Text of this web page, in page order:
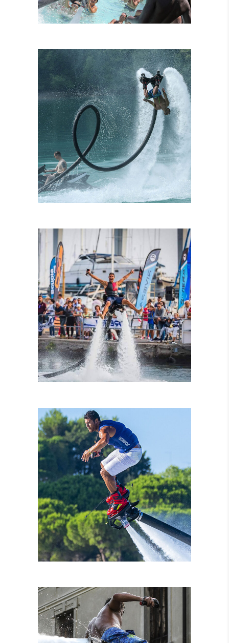
ATTRAZIONI
COMBINATE
ISTRUTTORI
CERTIFICATI
NOLEGGIO MOTO
D’ACQUA